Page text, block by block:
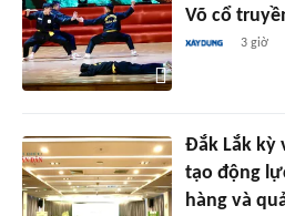
Võ cổ
3 giờ
Đắk Lắk kỳ
tạo động
hàng và